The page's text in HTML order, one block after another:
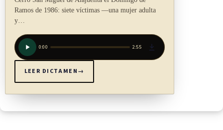
ARTÍCULO 8
La Comisión estará integrada por:
a) Un representante del Ministerio de Seguridad Pública,
quien presidirá.
Ramos de 1986: siete víctimas —una mujer adulta
y…
0:00 2:55
LEER DICTAMEN→